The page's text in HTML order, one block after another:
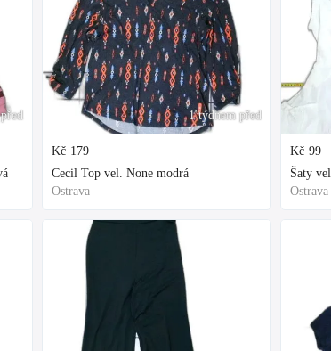
1 týdnem před
Kč 179
Cecil Top vel. None modrá
Ostrava
Kč 99
Šaty
Ostrava